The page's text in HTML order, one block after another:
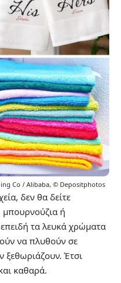
Co / Alibaba, © Depositphotos
δεν θα δείτε
μπουρνούζια ή
τα λευκά χρώματα
να πλυθούν σε
ξεθωριάζουν. Έτσι
καθαρά.